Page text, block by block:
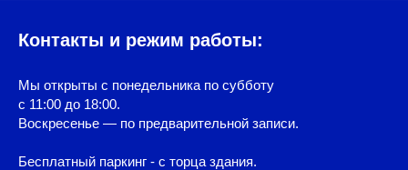
Контакты и режим работы:
Мы открыты с понедельника по субботу
с 11:00 до 18:00.
Воскресенье — по предварительной записи.
Бесплатный паркинг - с торца здания.